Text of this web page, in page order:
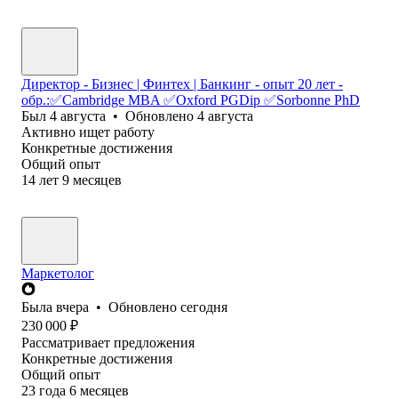
Директор - Бизнес | Финтех | Банкинг - опыт 20 лет -
обр.:✅Cambridge MBA ✅Oхford PGDip ✅Sorbonne PhD
Был 4 августа • Обновлено 4 августа
Активно ищет работу
Конкретные достижения
Общий опыт
14 лет 9 месяцев
Маркетолог
Была вчера • Обновлено сегодня
230 000 ₽
Рассматривает предложения
Конкретные достижения
Общий опыт
23 года 6 месяцев